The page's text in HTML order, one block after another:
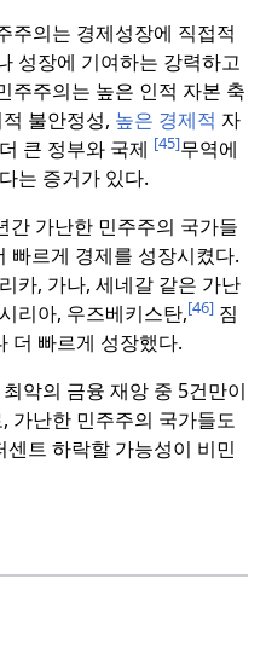
주의는 경제성장에 직접적
성장에 기여하는 강력하고
주주의는 높은 인적 자본 축
불안정성, 높은 경제적 자
큰 정부와 국제 [45]무역에
는 증거가 있다.
간 가난한 민주주의 국가들
빠르게 경제를 성장시켰다.
카, 가나, 세네갈 같은 가난
리아, 우즈베키스탄,[46] 짐
더 빠르게 성장했다.
악의 금융 재앙 중 5건만이
가난한 민주주의 국가들도
트 하락할 가능성이 비민